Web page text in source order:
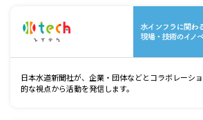
日本水道新聞社が、企業・団体などとコラボレーシ
的な視点から活動を発信します。